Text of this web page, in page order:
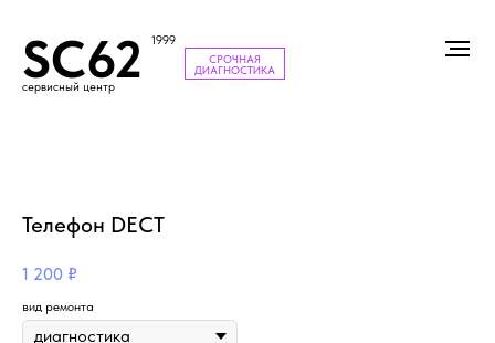
SC62 1999
сервисный центр
СРОЧНАЯ
ДИАГНОСТИКА
Телефон DECT
1 200 ₽
вид ремонта